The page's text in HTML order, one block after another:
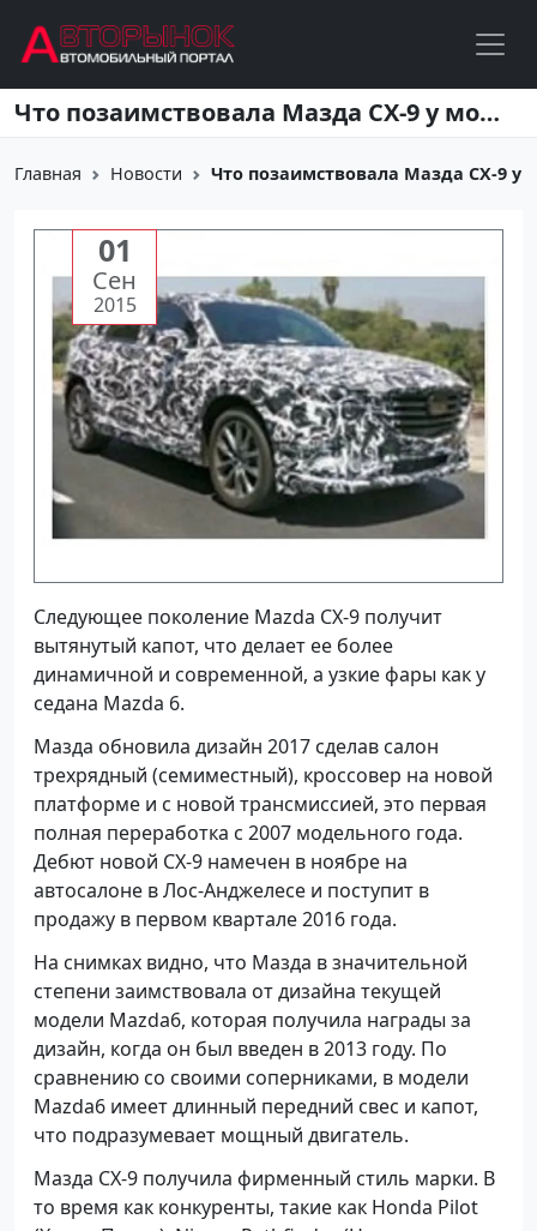
Перейти к основному содержанию Что позаимствовала Мазда CX-9 у модели Mazda6 седан
Главная Новости Что позаимствовала Мазда CX-9 у
01
Сен
2015
Следующее поколение Mazda СХ-9 получит
вытянутый капот, что делает ее более
динамичной и современной, а узкие фары как у
седана Mazda 6.
Мазда обновила дизайн 2017 сделав салон
трехрядный (семиместный), кроссовер на новой
платформе и с новой трансмиссией, это первая
полная переработка с 2007 модельного года.
Дебют новой CX-9 намечен в ноябре на
автосалоне в Лос-Анджелесе и поступит в
продажу в первом квартале 2016 года.
На снимках видно, что Мазда в значительной
степени заимствовала от дизайна текущей
модели Mazda6, которая получила награды за
дизайн, когда он был введен в 2013 году. По
сравнению со своими соперниками, в модели
Mazda6 имеет длинный передний свес и капот,
что подразумевает мощный двигатель.
Мазда CX-9 получила фирменный стиль марки. В
то время как конкуренты, такие как Honda Pilot